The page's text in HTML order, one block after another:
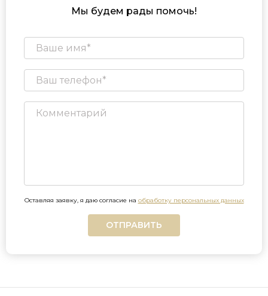
Мы будем рады помочь!
Оставляя заявку, я даю согласие на обработку персональных данных
ОТПРАВИТЬ